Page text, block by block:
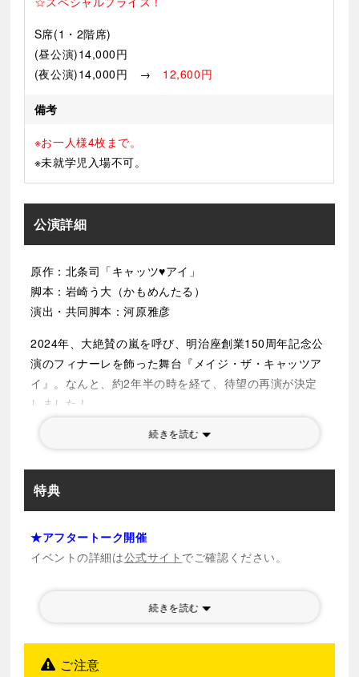
S席(1・2階席)
(昼公演)14,000円
(夜公演)14,000円 → 12,600円
備考
※お一人様4枚まで。
※未就学児入場不可。
公演詳細
続きを読む
原作：北条司「キャッツ♥アイ」
脚本：岩崎う大（かもめんたる）
演出・共同脚本：河原雅彦
2024年、大絶賛の嵐を呼び、明治座創業150周年記念公
演のフィナーレを飾った舞台『メイジ・ザ・キャッツア
イ』。なんと、約2年半の時を経て、待望の再演が決定
しました！
公演に引き続き、来生瞳役を藤原紀香、来生泪役を高島
による豪華トリプル主演が再び実現します。
原作『キャッツ♥アイ』は、1981年の発表以来、爆発的
な人気を誇る不朽の名作です。アニメ化や実写映画化を
はじめ、時代ごとに多彩なメディアミックスが展開さ
本作では、物語の背景を明治時代に置き換え、舞台版の
オリジナルキャラクターも交えながら、“鮮やかな盗みの
特典
続きを読む
★アフタートーク開催
イベントの詳細は公式サイト でご確認ください。
ご注意